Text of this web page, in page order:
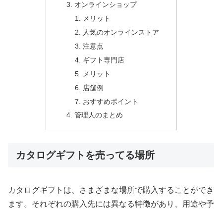
オンラインショップ
メリット
人気のオンラインストア
注意点
ギフト専門店
メリット
店舗例
おすすめポイント
管理人のまとめ
カタログギフトを売ってる場所
カタログギフトは、さまざまな場所で購入することができ
ます。それぞれの購入先には異なる特徴があり、用途や予